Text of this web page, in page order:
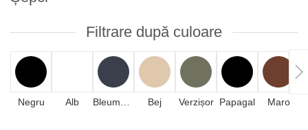
Filtrare după culoare
Negru Alb Bej Verzișor Papagal Maro